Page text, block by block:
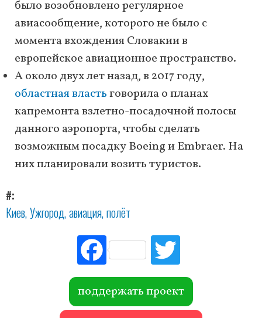
было возобновлено регулярное
авиасообщение, которого не было с
момента вхождения Словакии в
европейское авиационное пространство.
А около двух лет назад, в 2017 году,
областная властьговорила о планах
капремонта взлетно-посадочной полосы
данного аэропорта, чтобы сделать
возможным посадку Boeing и Embraer. На
них планировали возить туристов.
#
Киев Ужгород авиация полёт
Fac
ebo
ok r
поддержать проект